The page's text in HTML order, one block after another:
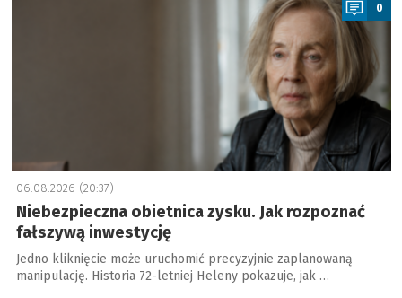
0
06.08.2026 (20:37)
Niebezpieczna obietnica zysku. Jak rozpoznać
fałszywą inwestycję
Jedno kliknięcie może uruchomić precyzyjnie zaplanowaną
manipulację. Historia 72-letniej Heleny pokazuje, jak …